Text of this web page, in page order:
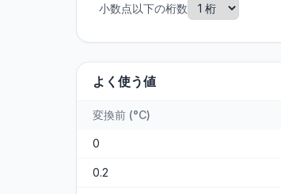
小数点以下の桁数
よく使う値
変換前 (°C)
0
0.2